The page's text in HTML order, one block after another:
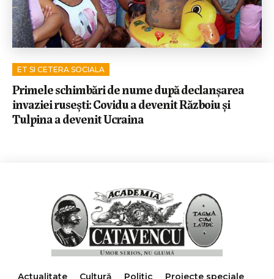
ET SI CETERA SOCIALA
Primele schimbări de nume după declanșarea
invaziei rusești: Covidu a devenit Războiu și
Tulpina a devenit Ucraina
Actualitate Cultură Politic
Proiecte speciale